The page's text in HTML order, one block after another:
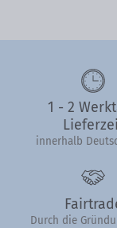
1 - 2
innerhalb
Durch die